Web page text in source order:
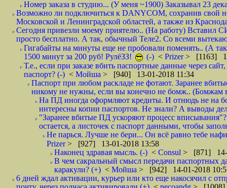
Номер заказа в студию... (У меня ~1900) Заказывал 23
Возможно ли подключиться к DANYCOM, сохранив свой
Московской и Ленинградской областей, а также из
Сегодня привезли моему приятелю.. (На работу) Вставил
просто бесплатно. А так, обычный Теле2. Со всеми
Гигабайты на минуты еще не пробовали поменять.. (А
1500 минут за 200 руб! РулёЗЗ!
(-) < Prizer> [1163]
Т.е., если при заказе вбить паспортные данные через
паспорт? (-) < Мойша > [940] 13-01-2018 11:34
Паспорт при любом раскладе не фотают. Заранее
никому не нужны, если вы конечно не бомж.. (Бомжам
На ПД иногда оформляют кредиты. И отнюдь не на
интересны копии паспортов. Не знали? А выводы
"Заранее вбитые ПД ускоряют процесс
остается, а листочек с паспорт данными, чтобы
Не парься. Лучше не бери... Он всё равно тебе
Prizer> [927] 13-01-2018 13:58
Наконец здравая мысль. (-) < Consul > [871] 14-
В чем сакральный смысл передачи паспортных
каракули? (+) < Мойша > [942] 14-01-2018
6 дней ждал активации, курьер или кто еще накосячил с